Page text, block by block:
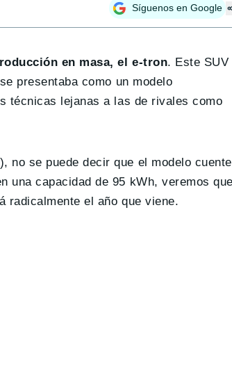
Síguenos en Google
en masa, el e-tron. Este SUV
presentaba como un modelo
técnicas lejanas a las de rivales como
), no se puede decir que el modelo cuente
una capacidad de 95 kWh, veremos que
radicalmente el año que viene.